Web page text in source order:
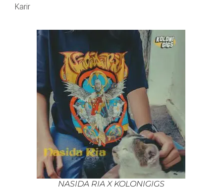
Karir
NASIDA RIA X KOLONIGIGS